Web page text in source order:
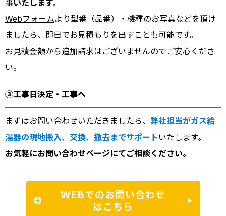
事いたします。
Webフォームより型番（品番）・機種のお写真などを頂け
ましたら、即日でお見積もりを出すことも可能です。
お見積金額から追加請求はございませんのでご安心くださ
い。
③工事日決定・工事へ
まずはお問い合わせいただきましたら、 弊社担当がガス給
湯器の現地搬入、交換、撤去までサポート いたします。
お気軽にお問い合わせページにてご相談ください。
WEBでのお問い合わせ
はこちら